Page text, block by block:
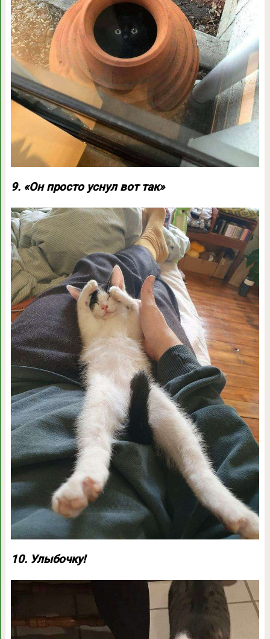
9. «Он просто уснул вот так»
10. Улыбочку!